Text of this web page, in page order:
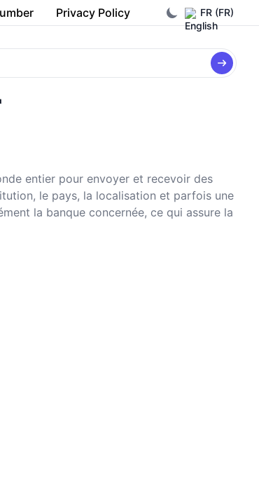
FR (FR)
Privacy Policy
entier pour envoyer et recevoir des
le pays, la localisation et parfois une
la banque concernée, ce qui assure la